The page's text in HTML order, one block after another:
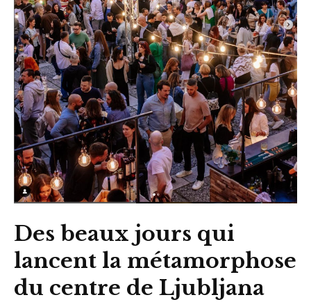
Des beaux jours qui
lancent la métamorphose
du centre de Ljubljana